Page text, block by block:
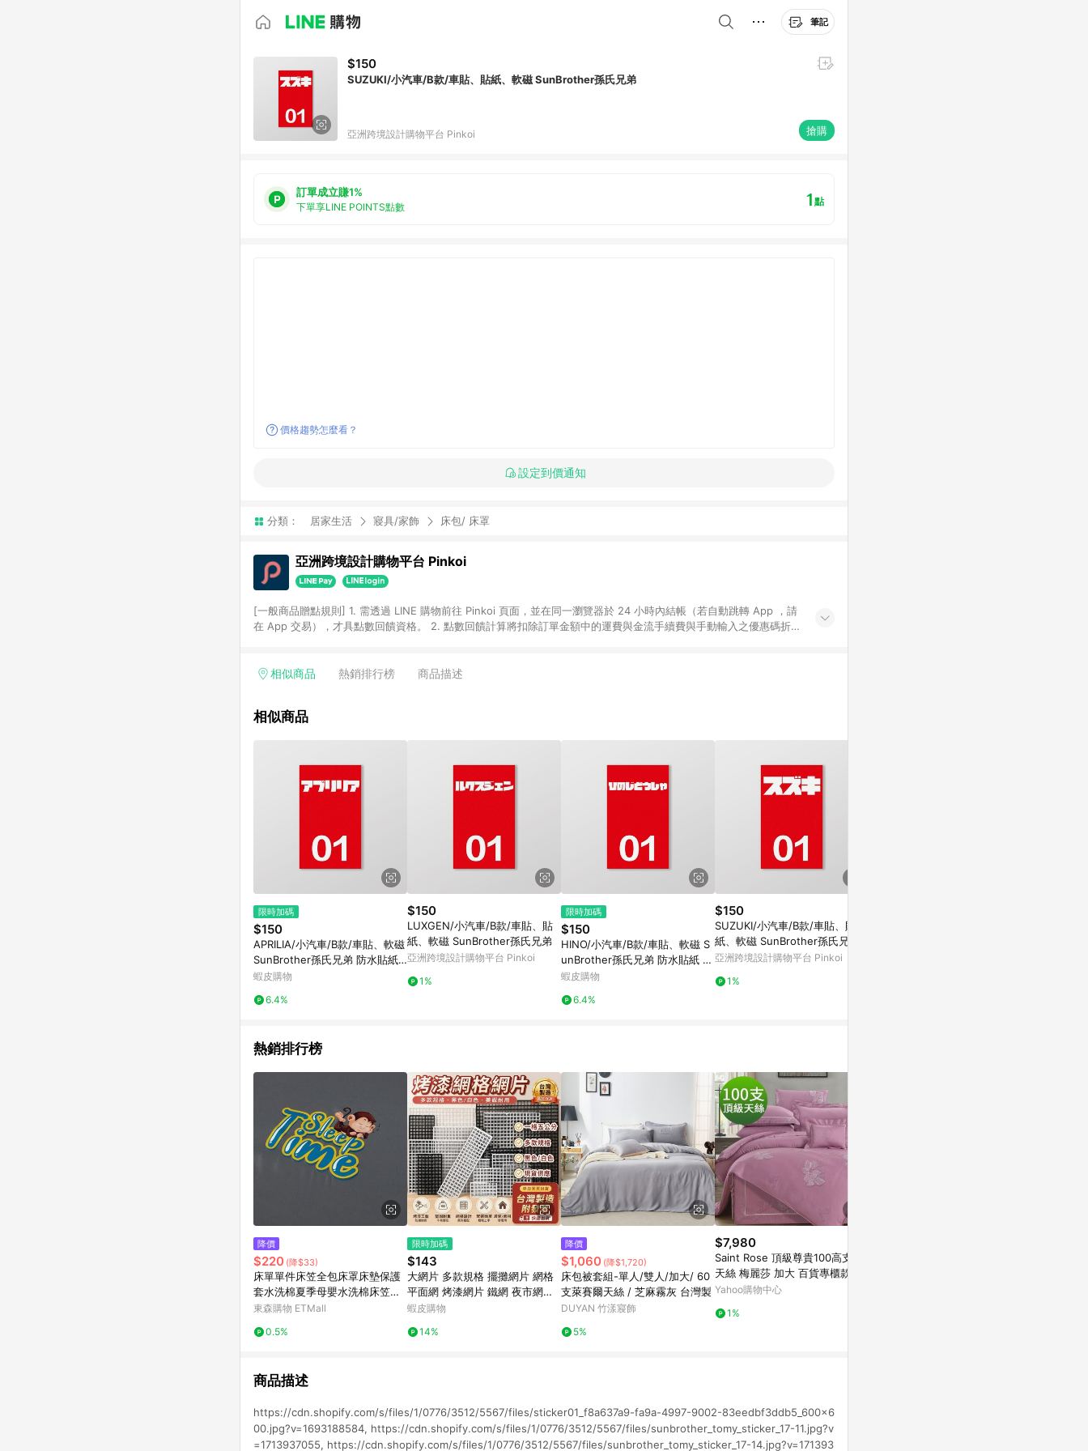
筆記
$150
SUZUKI/小汽車/B款/車貼、貼紙、軟磁 SunBrother孫氏兄弟
亞洲跨境設計購物平台 Pinkoi 搶購
訂單成立賺1%
下單享LINE POINTS點數 1點
價格趨勢怎麼看？
設定到價通知
分類： 居家生活 寢具/家飾 床包/ 床罩
亞洲跨境設計購物平台 Pinkoi
[一般商品贈點規則] 1. 需透過 LINE 購物前往 Pinkoi 頁面，並在同一瀏覽器於 24 小時內結帳（若自動跳轉 App ，請
在 App 交易），才具點數回饋資格。 2. 點數回饋計算將扣除訂單金額中的運費與金流手續費與手動輸入之優惠碼折
格，部分退款不在此限。 6. APP 請更新至Android v4.6.0 / iOS v4.1.5 以上才具贈點資格。 7. 點數將於出貨後 45 天
使用規則請以點數紅包活動說明為準。 11. 若於 LINE 購物前往 Pinkoi 頁面後才首次下載 Pinkoi APP 並完成訂單，不
相似商品 熱銷排行榜 商品描述
相似商品
限時加碼
$150
APRILIA/小汽車/B款/車貼、軟磁
SunBrother孫氏兄弟 防水貼紙
車貼貼紙 軟性磁貼
蝦皮購物
6.4%
$150
LUXGEN/小汽車/B款/車貼、貼
紙、軟磁 SunBrother孫氏兄弟
亞洲跨境設計購物平台 Pinkoi
1%
限時加碼
$150
HINO/小汽車/B款/車貼、軟磁 S
unBrother孫氏兄弟 防水貼紙 車
貼貼紙 軟性磁貼
蝦皮購物
6.4%
$150
SUZUKI/小汽車/B款/車貼、貼
紙、軟磁 SunBrother孫氏兄弟
亞洲跨境設計購物平台 Pinkoi
1%
熱銷排行榜
降價
$220 (降$33)
床單單件床笠全包床罩床墊保護
套水洗棉夏季母嬰水洗棉床笠三
件套
東森購物 ETMall
0.5%
限時加碼
$143
大網片 多款規格 擺攤網片 網格
平面網 烤漆網片 鐵網 夜市網片
大網格 掛網 網片寵物圍 網格掛
蝦皮購物
14%
降價
$1,060 (降$1,720)
床包被套組-單人/雙人/加大/ 60
支萊賽爾天絲 / 芝麻霧灰 台灣製
DUYAN 竹漾寢飾
5%
$7,980
Saint Rose 頂級尊貴100高支數
天絲 梅麗莎 加大 百貨專櫃款10
0%天絲兩用被床包四件組
Yahoo購物中心
1%
商品描述
https://cdn.shopify.com/s/files/1/0776/3512/5567/files/sticker01_f8a637a9-fa9a-4997-9002-83eedbf3ddb5_600x6
00.jpg?v=1693188584, https://cdn.shopify.com/s/files/1/0776/3512/5567/files/sunbrother_tomy_sticker_17-11.jpg?v
=1713937055, https://cdn.shopify.com/s/files/1/0776/3512/5567/files/sunbrother_tomy_sticker_17-14.jpg?v=171393